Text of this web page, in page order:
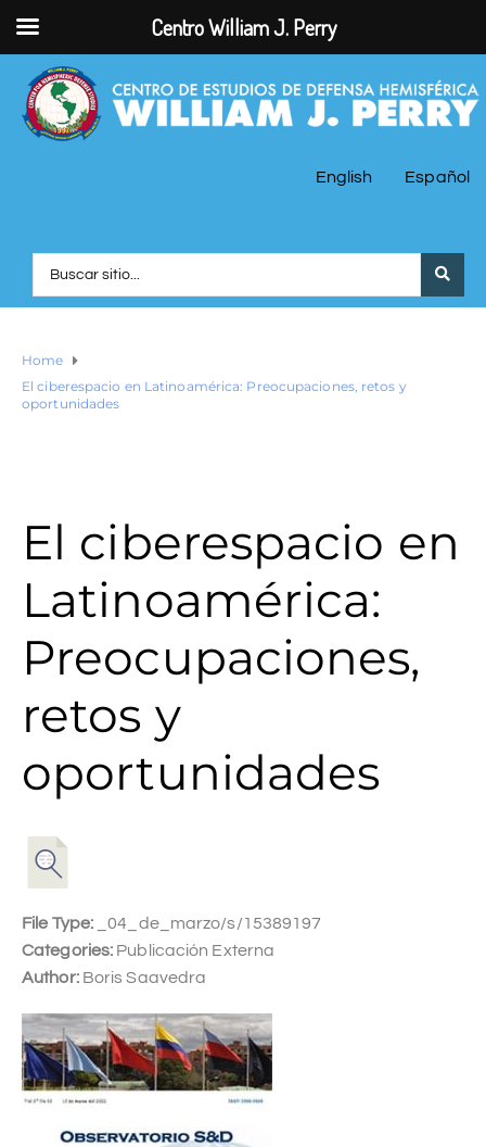
English Español
Home
El ciberespacio en Latinoamérica: Preocupaciones, retos y
oportunidades
El ciberespacio en
Latinoamérica:
Preocupaciones,
retos y
oportunidades
File Type:
_04_de_marzo/s/15389197
Categories: Publicación Externa
Author: Boris Saavedra
Centro William J. Perry